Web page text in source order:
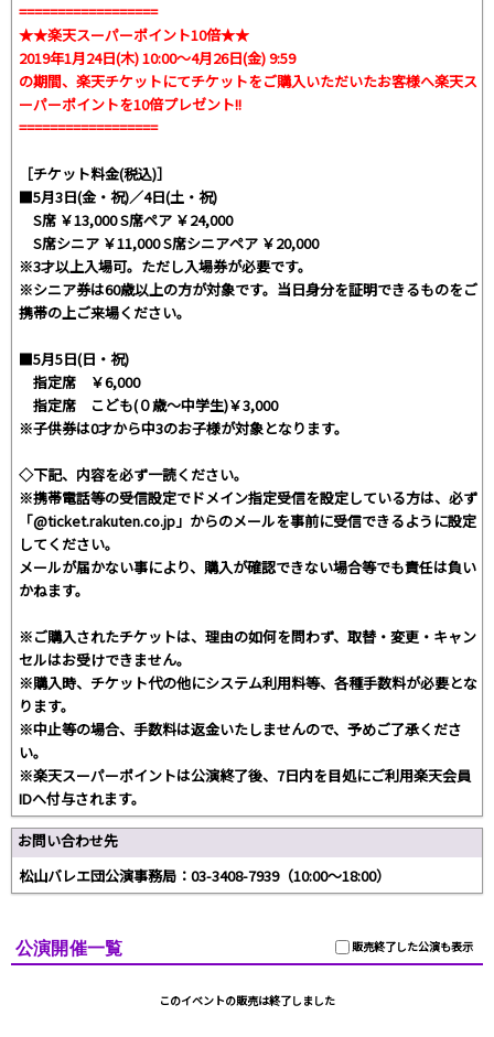
==================
★★楽天スーパーポイント10倍★★
2019年1月24日(木) 10:00～4月26日(金) 9:59
の期間、楽天チケットにてチケットをご購入いただいたお客様へ楽天ス
ーパーポイントを10倍プレゼント!!
==================
［チケット料金(税込)］
■5月3日(金・祝)／4日(土・祝)
S席 ￥13,000 S席ペア ￥24,000
S席シニア ￥11,000 S席シニアペア ￥20,000
※3才以上入場可。ただし入場券が必要です。
※シニア券は60歳以上の方が対象です。当日身分を証明できるものをご
携帯の上ご来場ください。
■5月5日(日・祝)
指定席 ￥6,000
指定席 こども(０歳～中学生)￥3,000
※子供券は0才から中3のお子様が対象となります。
◇下記、内容を必ず一読ください。
※携帯電話等の受信設定でドメイン指定受信を設定している方は、必ず
「@ticket.rakuten.co.jp」からのメールを事前に受信できるように設定
してください。
メールが届かない事により、購入が確認できない場合等でも責任は負い
かねます。
※ご購入されたチケットは、理由の如何を問わず、取替・変更・キャン
セルはお受けできません。
※購入時、チケット代の他にシステム利用料等、各種手数料が必要とな
ります。
※中止等の場合、手数料は返金いたしませんので、予めご了承くださ
い。
※楽天スーパーポイントは公演終了後、7日内を目処にご利用楽天会員
IDへ付与されます。
お問い合わせ先
松山バレエ団公演事務局：03-3408-7939（10:00～18:00）
販売終了した公演も表示
公演開催一覧
このイベントの販売は終了しました